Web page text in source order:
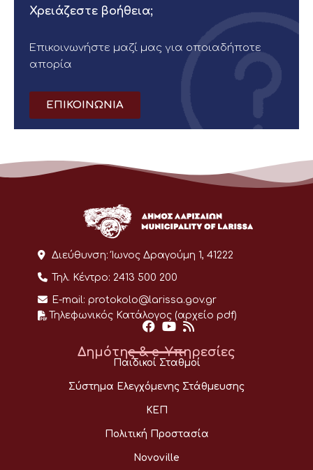
Χρειάζεστε βοήθεια;
Επικοινωνήστε μαζί μας για οποιαδήποτε
απορία
ΕΠΙΚΟΙΝΩΝΙΑ
Διεύθυνση: Ίωνος Δραγούμη 1, 41222
Τηλ. Κέντρο: 2413 500 200
E-mail: protokolo@larissa.gov.gr
Τηλεφωνικός Κατάλογος (αρχείο pdf)
Δημότης & e-Υπηρεσίες
Παιδικοί Σταθμοί
Σύστημα Ελεγχόμενης Στάθμευσης
ΚΕΠ
Πολιτική Προστασία
Novoville